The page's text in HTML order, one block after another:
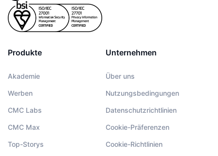
Produkte
Akademie
Werben
CMC Labs
CMC Max
Top-Storys
Unternehmen
Über uns
Nutzungsbedingungen
Datenschutzrichtlinien
Cookie-Präferenzen
Cookie-Richtlinien